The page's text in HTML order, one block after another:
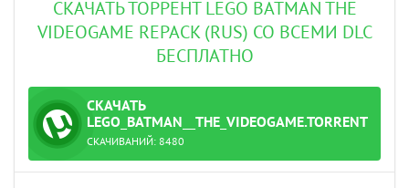
СКАЧАТЬ ТОРРЕНТ LEGO BATMAN THE
VIDEOGAME REPACK (RUS) СО ВСЕМИ DLC
БЕСПЛАТНО
СКАЧАТЬ
ТОРРЕНТ
LEGO_BATMAN__THE_VIDEOGAME.TORRENT
СКАЧИВАНИЙ: 8480